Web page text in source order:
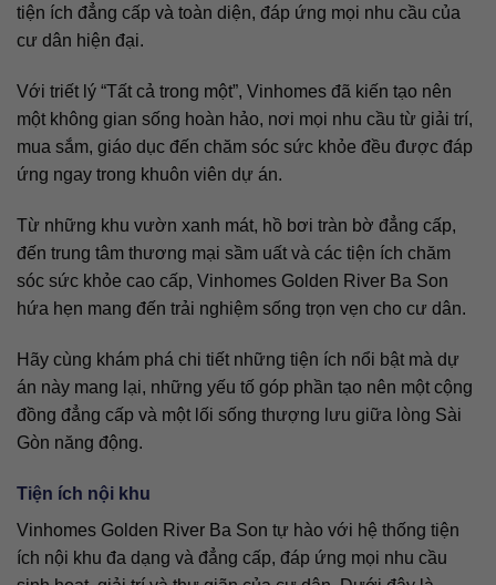
tiện ích đẳng cấp và toàn diện, đáp ứng mọi nhu cầu của
cư dân hiện đại.
Với triết lý “Tất cả trong một”, Vinhomes đã kiến tạo nên
một không gian sống hoàn hảo, nơi mọi nhu cầu từ giải trí,
mua sắm, giáo dục đến chăm sóc sức khỏe đều được đáp
ứng ngay trong khuôn viên dự án.
Từ những khu vườn xanh mát, hồ bơi tràn bờ đẳng cấp,
đến trung tâm thương mại sầm uất và các tiện ích chăm
sóc sức khỏe cao cấp, Vinhomes Golden River Ba Son
hứa hẹn mang đến trải nghiệm sống trọn vẹn cho cư dân.
Hãy cùng khám phá chi tiết những tiện ích nổi bật mà dự
án này mang lại, những yếu tố góp phần tạo nên một cộng
đồng đẳng cấp và một lối sống thượng lưu giữa lòng Sài
Gòn năng động.
Tiện ích nội khu
Vinhomes Golden River Ba Son tự hào với hệ thống tiện
ích nội khu đa dạng và đẳng cấp, đáp ứng mọi nhu cầu